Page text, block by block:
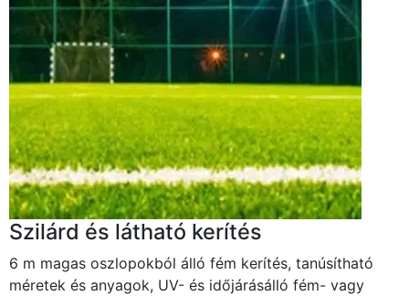
Szilárd és látható kerítés
6 m magas oszlopokból álló fém kerítés, tanúsítható
méretek és anyagok, UV- és időjárásálló fém- vagy